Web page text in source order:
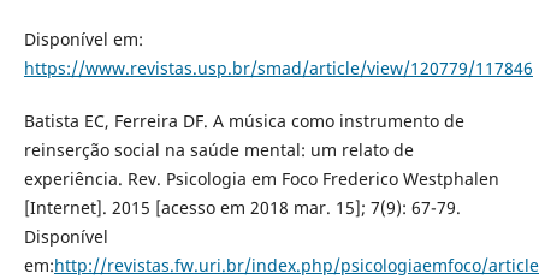
Disponível em:
https://www.revistas.usp.br/smad/article/view/120779/117846
Batista EC, Ferreira DF. A música como instrumento de
reinserção social na saúde mental: um relato de
experiência. Rev. Psicologia em Foco Frederico Westphalen
[Internet]. 2015 [acesso em 2018 mar. 15]; 7(9): 67-79.
Disponível
em:http://revistas.fw.uri.br/index.php/psicologiaemfoco/